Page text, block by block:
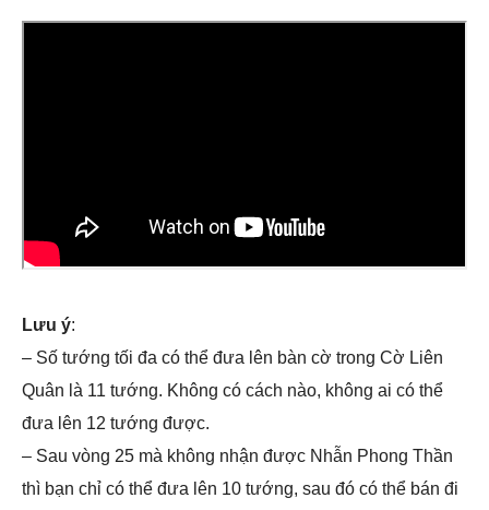
Lưu ý:
– Số tướng tối đa có thể đưa lên bàn cờ trong Cờ Liên
Quân là 11 tướng. Không có cách nào, không ai có thể
đưa lên 12 tướng được.
– Sau vòng 25 mà không nhận được Nhẫn Phong Thần
thì bạn chỉ có thể đưa lên 10 tướng, sau đó có thể bán đi